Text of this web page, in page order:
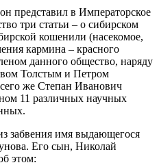
представил в Императорское
три статьи – о сибирском
кошенили (насекомое,
кармина – красного
данного общество, наряду
Толстым и Петром
же Степан Иванович
11 различных научных
забвения имя выдающегося
Его сын, Николай
этом: